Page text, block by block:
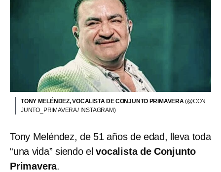
TONY MELÉNDEZ, VOCALISTA DE CONJUNTO PRIMAVERA(@CON
JUNTO_PRIMAVERA / INSTAGRAM)
Tony Meléndez, de 51 años de edad, lleva toda
“una vida” siendo elvocalista de Conjunto
Primavera.